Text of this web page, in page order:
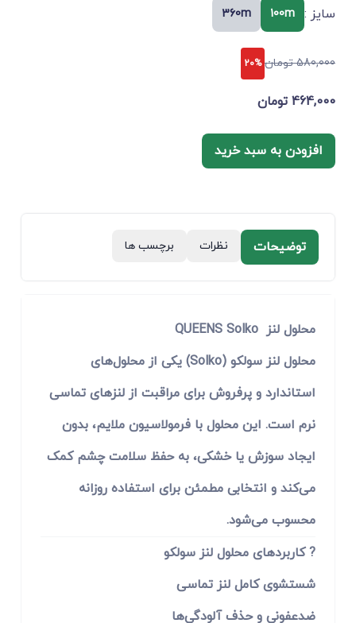
سایز : 100m
360m
580,000 تومان 20%
464,000 تومان
افزودن به سبد خرید
توضیحات نظرات برچسب ها
محلول لنز QUEENS Solko
محلول لنز سولکو (Solko) یکی از محلول‌های
استاندارد و پرفروش برای مراقبت از لنزهای تماسی
نرم است. این محلول با فرمولاسیون ملایم، بدون
ایجاد سوزش یا خشکی، به حفظ سلامت چشم کمک
می‌کند و انتخابی مطمئن برای استفاده روزانه
محسوب می‌شود.
? کاربردهای محلول لنز سولکو
شستشوی کامل لنز تماسی
ضدعفونی و حذف آلودگی‌ها